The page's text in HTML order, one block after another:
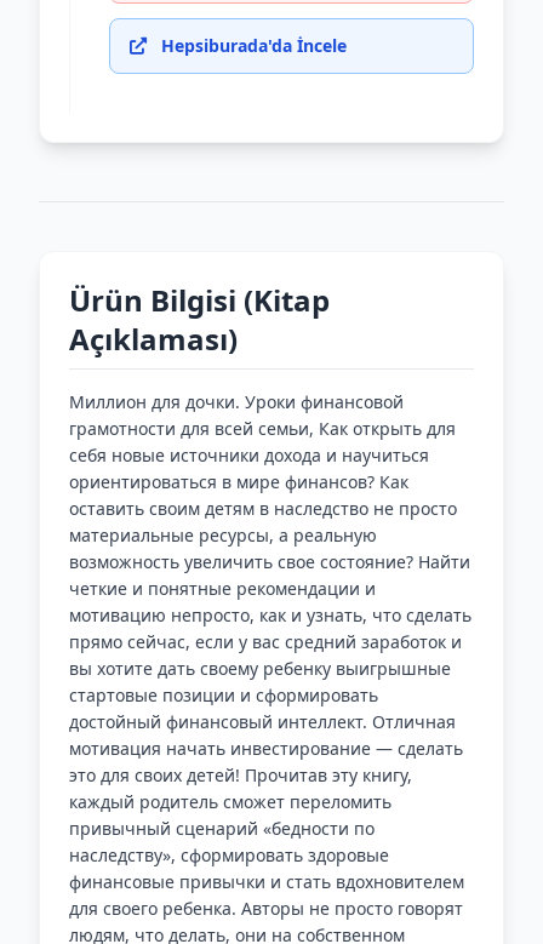
Hepsiburada'da İncele
Ürün Bilgisi (Kitap
Açıklaması)
Миллион для дочки. Уроки финансовой
грамотности для всей семьи, Как открыть для
себя новые источники дохода и научиться
ориентироваться в мире финансов? Как
оставить своим детям в наследство не просто
материальные ресурсы, а реальную
возможность увеличить свое состояние? Найти
четкие и понятные рекомендации и
мотивацию непросто, как и узнать, что сделать
прямо сейчас, если у вас средний заработок и
вы хотите дать своему ребенку выигрышные
стартовые позиции и сформировать
достойный финансовый интеллект. Отличная
мотивация начать инвестирование — сделать
это для своих детей! Прочитав эту книгу,
каждый родитель сможет переломить
привычный сценарий «бедности по
наследству», сформировать здоровые
финансовые привычки и стать вдохновителем
для своего ребенка. Авторы не просто говорят
людям, что делать, они на собственном